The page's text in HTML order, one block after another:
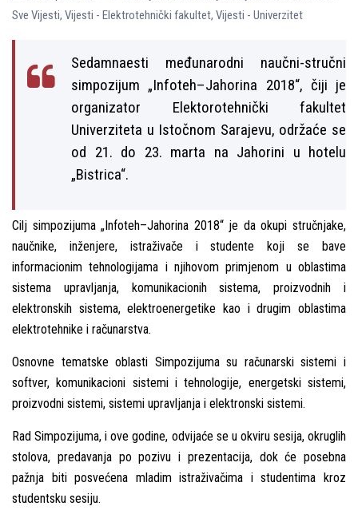
Sve Vijesti, Vijesti - Elektrotehnički fakultet, Vijesti - Univerzitet
Sedamnaesti međunarodni naučni-stručni
simpozijum „Infoteh–Jahorina 2018“, čiji je
organizator Elektorotehnički fakultet
Univerziteta u Istočnom Sarajevu, održaće se
od 21. do 23. marta na Jahorini u hotelu
„Bistrica“.
Cilј simpozijuma „Infoteh–Jahorina 2018“ je da okupi stručnjake,
naučnike, inženjere, istraživače i studente koji se bave
informacionim tehnologijama i njihovom primjenom u oblastima
sistema upravlјanja, komunikacionih sistema, proizvodnih i
elektronskih sistema, elektroenergetike kao i drugim oblastima
elektrotehnike i računarstva.
Osnovne tematske oblasti Simpozijuma su računarski sistemi i
softver, komunikacioni sistemi i tehnologije, energetski sistemi,
proizvodni sistemi, sistemi upravlјanja i elektronski sistemi.
Rad Simpozijuma, i ove godine, odvijaće se u okviru sesija, okruglih
stolova, predavanja po pozivu i prezentacija, dok će posebna
pažnja biti posvećena mladim istraživačima i studentima kroz
studentsku sesiju.